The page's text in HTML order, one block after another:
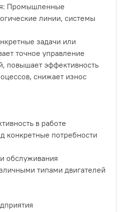
Промышленные
линии, системы
задачи или
точное управление
повышает эффективность
снижает износ
в работе
конкретные потребности
обслуживания
типами двигателей